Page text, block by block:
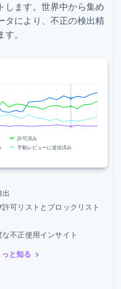
します。世界中から集め
タにより、不正の検出精
。
許可済み
手動レビューに送信済み
可リストとブロックリスト
不正使用インサイト
と知る